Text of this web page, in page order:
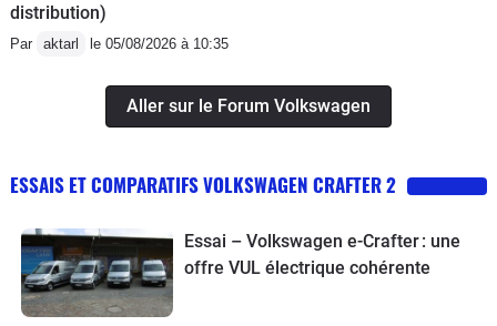
distribution)
Par aktarl le 05/08/2026 à 10:35
Aller sur le Forum Volkswagen
ESSAIS ET COMPARATIFS VOLKSWAGEN CRAFTER 2
Essai – Volkswagen e-Crafter : une
offre VUL électrique cohérente